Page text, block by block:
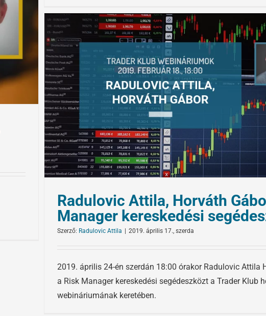
Radulovic Attila, Horváth
Manager kereskedési
Szerző: Radulovic Attila | 2019. április 17., szerda
2019. április 24-én szerdán 18:00 órakor Radulovic Attila
a Risk Manager kereskedési segédeszközt a Trader Klub
webináriumának keretében.